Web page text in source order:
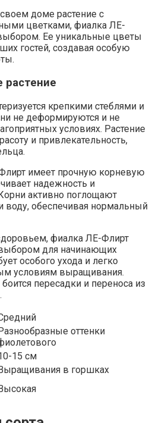
доме растение с
цветками, фиалка ЛЕ-
Ее уникальные цветы
гостей, создавая особую
растение
крепкими стеблями и
не деформируются и не
условиях. Растение
и привлекательность,
имеет прочную корневую
надежность и
активно поглощают
воду, обеспечивая нормальный
фиалка ЛЕ-Флирт
для начинающих
особого ухода и легко
условиям выращивания.
пересадки и переноса из
оттенки
15 см
в горшках